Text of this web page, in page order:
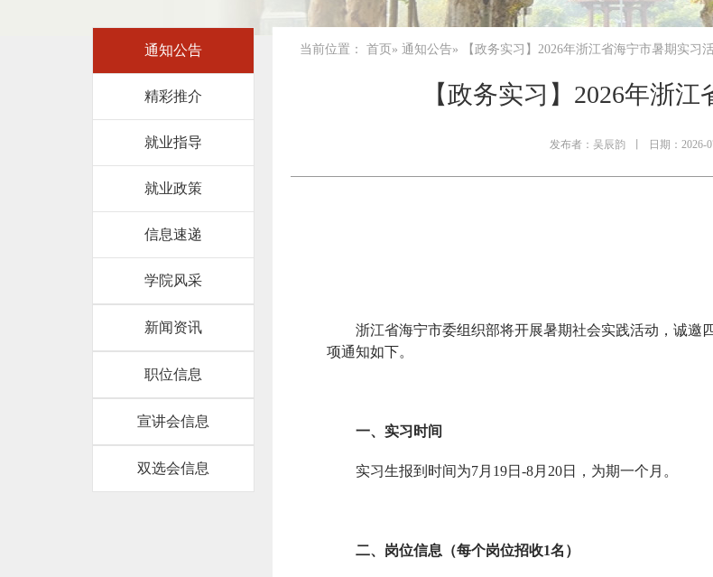
通知公告
精彩推介
就业指导
就业政策
信息速递
学院风采
新闻资讯
职位信息
宣讲会信息
双选会信息
当前位置： 首页 » 通知公告» 【政务实习】2026年浙江省海宁市暑期实习
【政务实习】2026年浙
发布者：吴辰韵 日期：2026-
浙江省海宁市委组织部将开展暑期社会实践活动，诚邀
项通知如下。
一、实习时间
实习生报到时间为7月19日-8月20日，为期一个月。
二、岗位信息（每个岗位招收1名）